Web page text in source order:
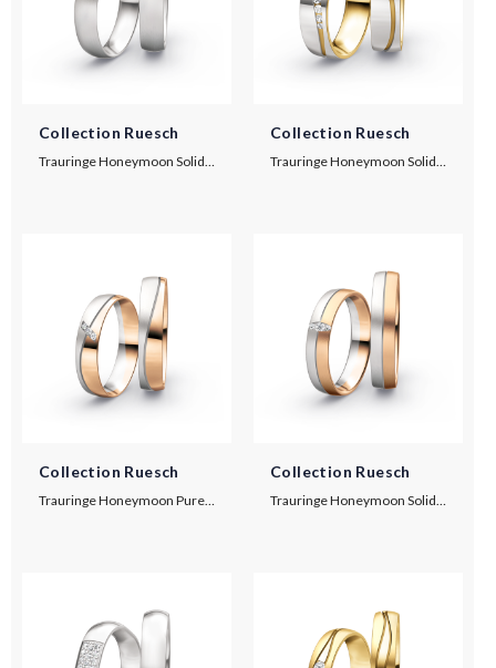
Collection Ruesch
Trauringe Honeymoon Solid VIII
Collection Ruesch
Trauringe Honeymoon Solid IV
Collection Ruesch
Trauringe Honeymoon Pure V
Collection Ruesch
Trauringe Honeymoon Solid VI